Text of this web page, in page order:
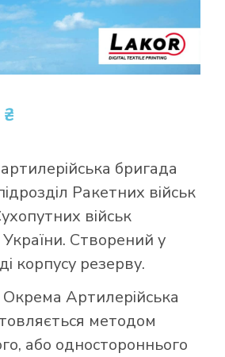
бригада
Ракетних військ
військ
Створений у
корпусу резерву.
Артилерійська
методом
або одностороннього